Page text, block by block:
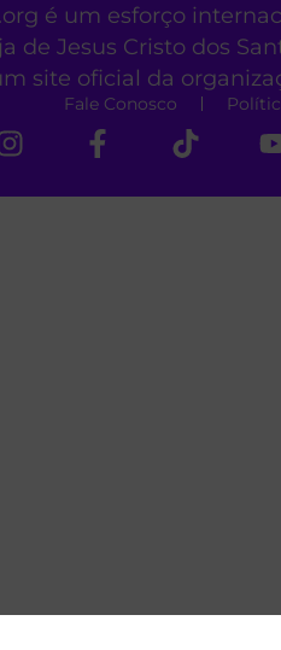
é um esforço
de Jesus Cristo dos
site oficial da
Fale Conosco